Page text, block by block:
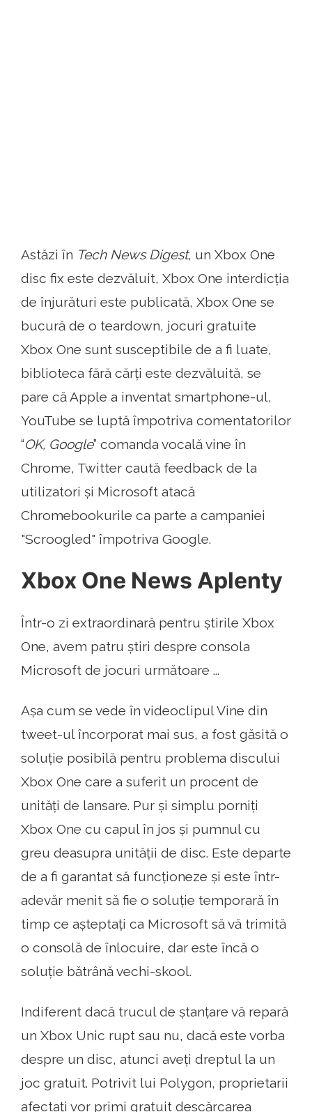
Astăzi în Tech News Digest, un Xbox One
disc fix este dezvăluit, Xbox One interdicția
de înjurături este publicată, Xbox One se
bucură de o teardown, jocuri gratuite
Xbox One sunt susceptibile de a fi luate,
biblioteca fără cărți este dezvăluită, se
pare că Apple a inventat smartphone-ul,
YouTube se luptă împotriva comentatorilor
“OK, Google” comanda vocală vine în
Chrome, Twitter caută feedback de la
utilizatori și Microsoft atacă
Chromebookurile ca parte a campaniei
"Scroogled" împotriva Google.
Xbox One News Aplenty
Într-o zi extraordinară pentru știrile Xbox
One, avem patru știri despre consola
Microsoft de jocuri următoare ...
Așa cum se vede în videoclipul Vine din
tweet-ul încorporat mai sus, a fost găsită o
soluție posibilă pentru problema discului
Xbox One care a suferit un procent de
unități de lansare. Pur și simplu porniți
Xbox One cu capul în jos și pumnul cu
greu deasupra unității de disc. Este departe
de a fi garantat să funcționeze și este într-
adevăr menit să fie o soluție temporară în
timp ce așteptați ca Microsoft să vă trimită
o consolă de înlocuire, dar este încă o
soluție bătrână vechi-skool.
Indiferent dacă trucul de ștanțare vă repară
un Xbox Unic rupt sau nu, dacă este vorba
despre un disc, atunci aveți dreptul la un
joc gratuit. Potrivit lui Polygon, proprietarii
afectați vor primi gratuit descărcarea